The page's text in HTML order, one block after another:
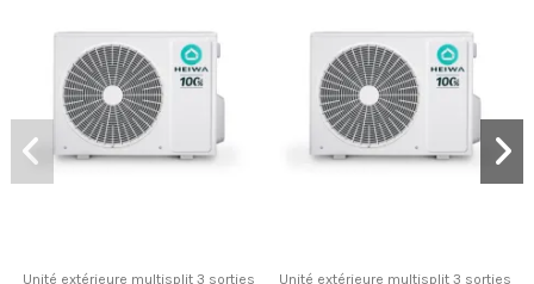
Unité extérieure multisplit 3 sorties Unité extérieure multisplit 3 sorties